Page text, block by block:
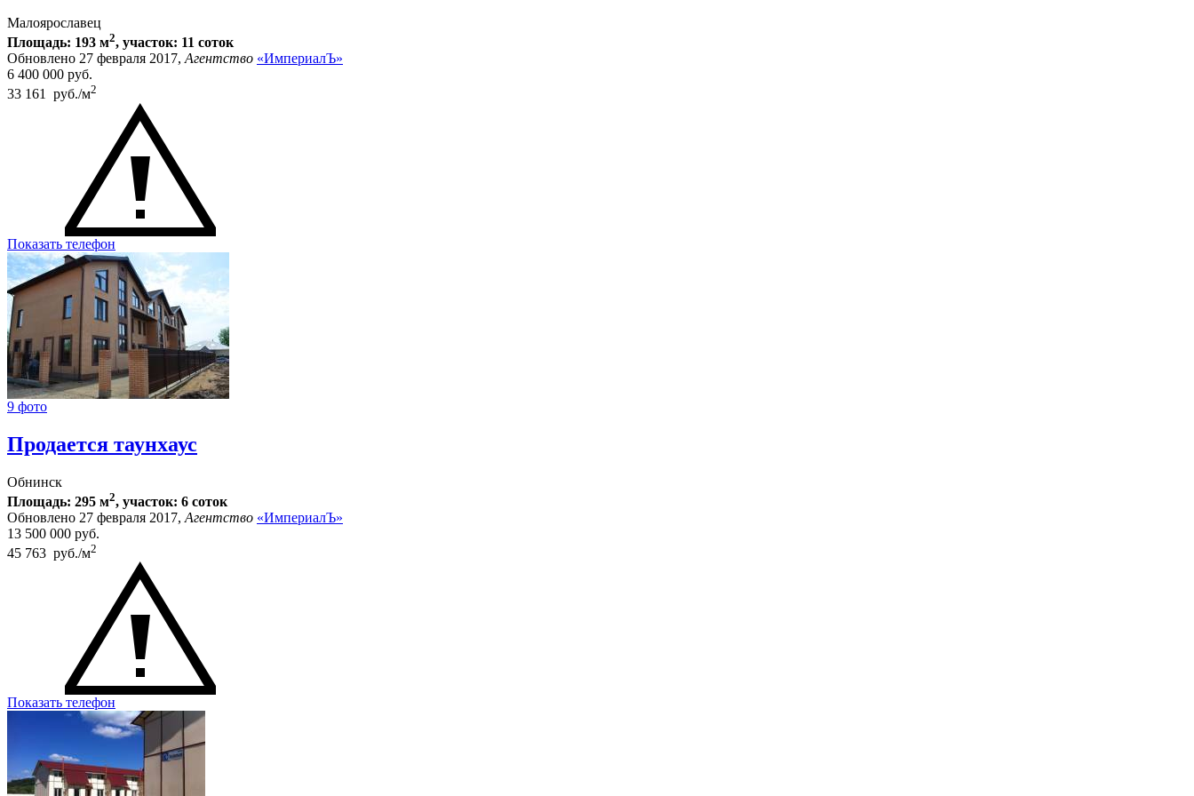
Малоярославец
Площадь: 193 м2, участок: 11 соток
Обновлено 27 февраля 2017,Агентство «ИмпериалЪ»
6 400 000 руб.
33 161 руб./м2
Показать телефон
9 фото
Продается таунхаус
Обнинск
Площадь: 295 м2, участок: 6 соток
Обновлено 27 февраля 2017, Агентство «ИмпериалЪ»
13 500 000 руб.
45 763 руб./м2
Показать телефон